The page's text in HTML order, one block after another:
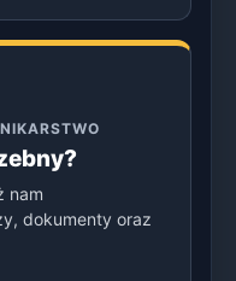
nam
dokumenty oraz